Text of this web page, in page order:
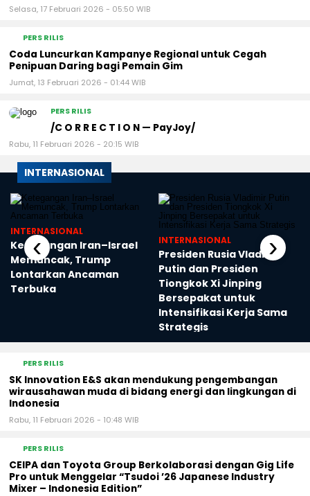
Selasa, 17 Februari 2026 - 05:50 WIB
PERS RILIS
Coda Luncurkan Kampanye Regional untuk Cegah
Penipuan Daring bagi Pemain Gim
Jumat, 13 Februari 2026 - 01:44 WIB
PERS RILIS
/C O R R E C T I O N — PayJoy/
Rabu, 11 Februari 2026 - 20:15 WIB
INTERNASIONAL
INTERNASIONAL
Ketegangan Iran–Israel
Memuncak, Trump
Lontarkan Ancaman
Terbuka
INTERNASIONAL
Presiden Rusia Vladimir
Putin dan Presiden
Tiongkok Xi Jinping
Bersepakat untuk
Intensifikasi Kerja Sama
Strategis
‹ ›
PERS RILIS
SK Innovation E&S akan mendukung pengembangan
wirausahawan muda di bidang energi dan lingkungan di
Indonesia
Rabu, 11 Februari 2026 - 10:48 WIB
PERS RILIS
CEIPA dan Toyota Group Berkolaborasi dengan Gig Life
Pro untuk Menggelar “Tsudoi ’26 Japanese Industry
Mixer – Indonesia Edition”